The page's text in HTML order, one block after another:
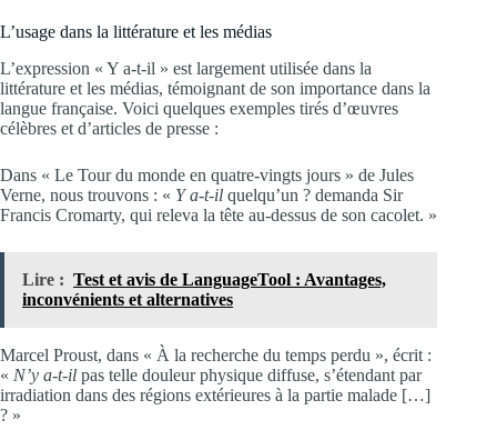
L’usage dans la littérature et les médias
L’expression « Y a-t-il » est largement utilisée dans la
littérature et les médias, témoignant de son importance dans la
langue française. Voici quelques exemples tirés d’œuvres
célèbres et d’articles de presse :
Dans « Le Tour du monde en quatre-vingts jours » de Jules
Verne, nous trouvons : « Y a-t-il quelqu’un ? demanda Sir
Francis Cromarty, qui releva la tête au-dessus de son cacolet. »
Lire : Test et avis de LanguageTool : Avantages,
inconvénients et alternatives
Marcel Proust, dans « À la recherche du temps perdu », écrit :
« N’y a-t-il pas telle douleur physique diffuse, s’étendant par
irradiation dans des régions extérieures à la partie malade […]
? »